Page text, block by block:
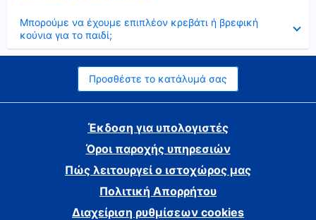
Μπορούμε να έχουμε επιπλέον κρεβάτι ή βρεφική
κούνια για το παιδί;
Προσθέστε το κατάλυμά σας
Έκδοση για υπολογιστές
Όροι παροχής υπηρεσιών
Πώς λειτουργεί ο ιστοχώρος μας
Πολιτική Απορρήτου
Διαχείριση ρυθμίσεων cookies